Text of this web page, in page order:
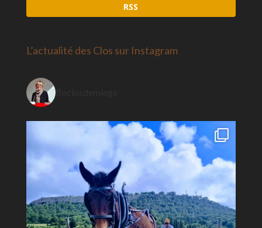
RSS
L’actualité des Clos sur Instagram
floclosdemiege